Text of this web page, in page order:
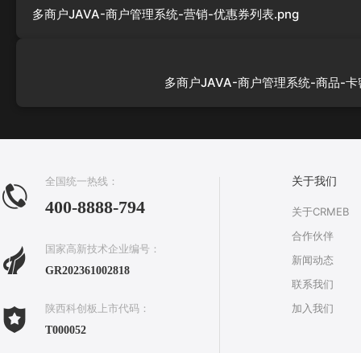
多商户JAVA-商户管理系统-营销-优惠券列表.png
多商户JAVA-商户管理系统-商品-
全国统一热线：
400-8888-794
国家高新技术企业编号：
GR202361002818
陕西科创板上市代码：
T000052
关于我们
关于CRMEB
合作伙伴
新闻动态
联系我们
加入我们